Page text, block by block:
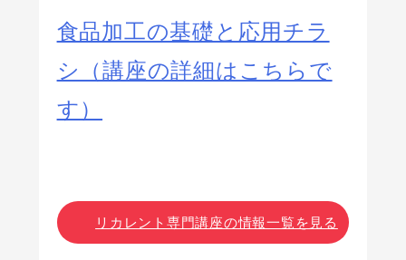
食品加工の基礎と応用チラ
シ（講座の詳細はこちらで
す）
リカレント専門講座の情報一覧を見る